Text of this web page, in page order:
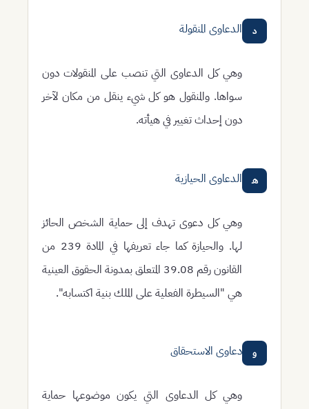
د الدعاوى المنقولة
وهي كل الدعاوى التي تنصب على المنقولات دون
سواها. والمنقول هو كل شيء ينقل من مكان لآخر
دون إحداث تغيير في هيأته.
هـ الدعاوى الحيازية
وهي كل دعوى تهدف إلى حماية الشخص الحائز
لها. والحيازة كما جاء تعريفها في المادة 239 من
القانون رقم 39.08 المتعلق بمدونة الحقوق العينية
هي "السيطرة الفعلية على الملك بنية اكتسابه".
و دعاوى الاستحقاق
وهي كل الدعاوى التي يكون موضوعها حماية